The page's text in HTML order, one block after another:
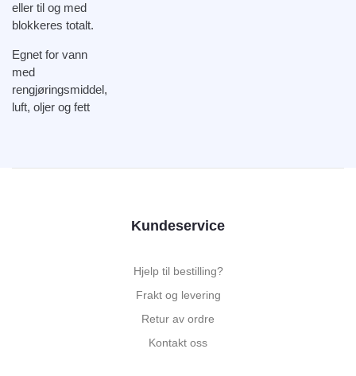
eller til og med
blokkeres totalt.
Egnet for vann
med
rengjøringsmiddel,
luft, oljer og fett
Kundeservice
Hjelp til bestilling?
Frakt og levering
Retur av ordre
Kontakt oss